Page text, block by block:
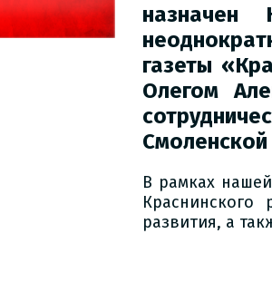
назначен
газеты
Олегом
В рамках
развития, а